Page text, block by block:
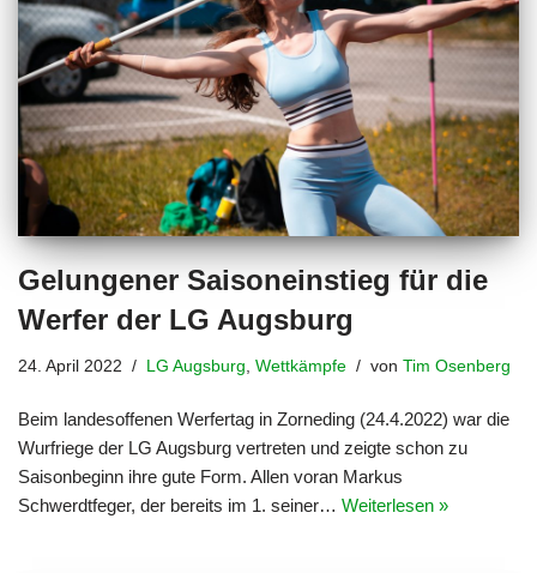
Gelungener Saisoneinstieg für die
Werfer der LG Augsburg
24. April 2022 LG Augsburg Wettkämpfe von Tim Osenberg
Beim landesoffenen Werfertag in Zorneding (24.4.2022) war die
Wurfriege der LG Augsburg vertreten und zeigte schon zu
Saisonbeginn ihre gute Form. Allen voran Markus
Schwerdtfeger, der bereits im 1. seiner… Weiterlesen »